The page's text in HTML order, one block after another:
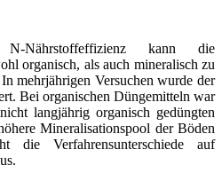
Nährstoffeffizienz kann die
organisch, als auch mineralisch zu
mehrjährigen Versuchen wurde der
Bei organischen Düngemitteln war
langjährig organisch gedüngten
Mineralisationspool der Böden
die Verfahrensunterschiede auf